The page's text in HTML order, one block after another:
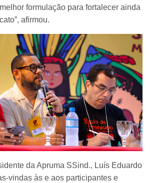
formulação para fortalecer ainda
afirmou.
da Apruma SSind., Luís Eduardo
vindas às e aos participantes e